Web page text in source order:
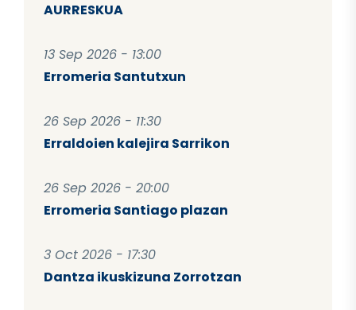
AURRESKUA
13 Sep 2026 - 13:00
Erromeria Santutxun
26 Sep 2026 - 11:30
Erraldoien kalejira Sarrikon
26 Sep 2026 - 20:00
Erromeria Santiago plazan
3 Oct 2026 - 17:30
Dantza ikuskizuna Zorrotzan